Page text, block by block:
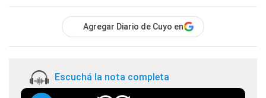
Agregar Diario de Cuyo en
Escuchá la nota completa